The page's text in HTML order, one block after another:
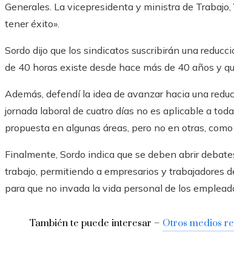
Generales. La vicepresidenta y ministra de
tener éxito».
Sordo dijo que los sindicatos suscribirán una
de 40 horas existe desde hace más de 40 años y
Además, defendí la idea de avanzar hacia una
jornada laboral de cuatro días no es aplicable a
propuesta en algunas áreas, pero no en otras,
Finalmente, Sordo indica que se deben abrir
trabajo, permitiendo a empresarios y trabajadores
para que no invada la vida personal de los
También te puede interesar – Otros medios